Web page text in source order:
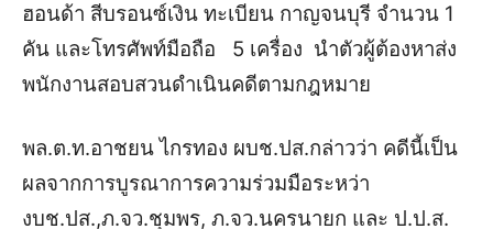
ฮอนด้า สีบรอนซ์เงิน ทะเบียน กาญจนบุรี จำนวน 1
คัน และโทรศัพท์มือถือ 5 เครื่อง นำตัวผู้ต้องหาส่ง
พนักงานสอบสวนดำเนินคดีตามกฎหมาย
พล.ต.ท.อาชยน ไกรทอง ผบช.ปส.กล่าวว่า คดีนี้เป็น
ผลจากการบูรณาการความร่วมมือระหว่า
งบช.ปส.,ภ.จว.ชุมพร, ภ.จว.นครนายก และ ป.ป.ส.